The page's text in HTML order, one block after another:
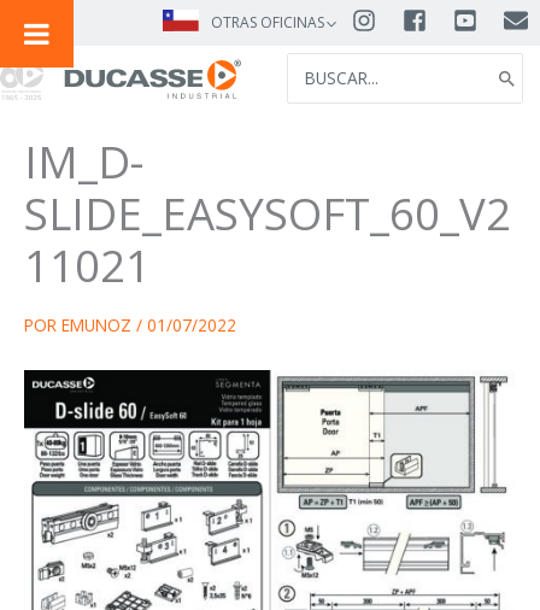
CONTENIDO
OTRAS OFICINAS
FOR:
IM_D-
SLIDE_EASYSOFT_60_V2
11021
POR EMUNOZ / 01/07/2022